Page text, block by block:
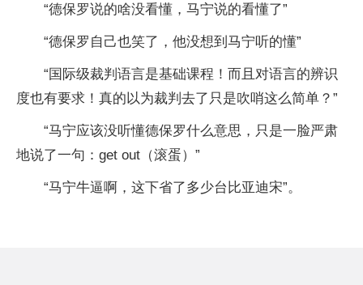
“德保罗说的啥没看懂，马宁说的看懂了”
“德保罗自己也笑了，他没想到马宁听的懂”
“国际级裁判语言是基础课程！而且对语言的辨识
度也有要求！真的以为裁判去了只是吹哨这么简单？”
“马宁应该没听懂德保罗什么意思，只是一脸严肃
地说了一句：get out（滚蛋）”
“马宁牛逼啊，这下省了多少台比亚迪宋”。